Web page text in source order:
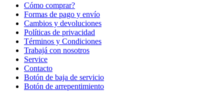
Cómo comprar?
Formas de pago y envío
Cambios y devoluciones
Políticas de privacidad
Términos y Condiciones
Trabajá con nosotros
Service
Contacto
Botón de baja de servicio
Botón de arrepentimiento